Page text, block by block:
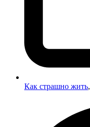
Как страшно жить,